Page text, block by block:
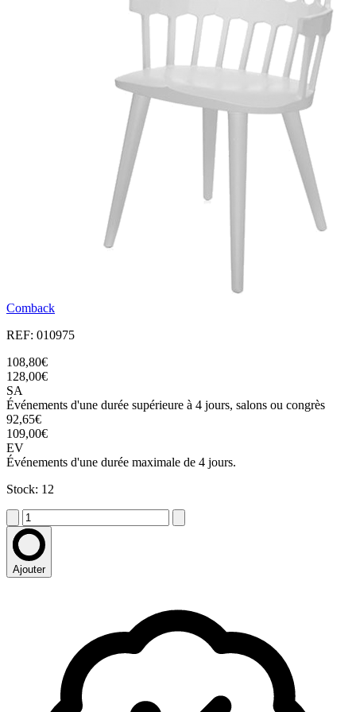
Comback
REF: 010975
108,80€
128,00€
SA
Événements d'une durée supérieure à 4 jours, salons ou congrès
92,65€
109,00€
EV
Événements d'une durée maximale de 4 jours.
Stock: 12
Ajouter